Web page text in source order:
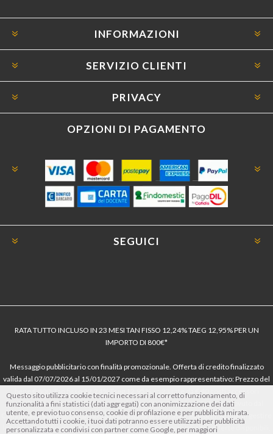
INFORMAZIONI
SERVIZIO CLIENTI
PRIVACY
OPZIONI DI PAGAMENTO
SEGUICI
RATA TUTTO INCLUSO IN 23 MESI TAN FISSO 12,24% TAEG 12,95% PER UN
IMPORTO DI 800€*
Messaggio pubblicitario con finalità promozionale. Offerta di credito finalizzato
valida dal 07/07/2026 al 15/01/2027 come da esempio rappresentativo: Prezzo del
bene € 800, Tan fisso 12,24% Taeg 12,95%, in 23 rate da € 40 costi accessori
dell’offerta azzerati. Importo totale del credito € 800. Importo totale dovuto dal
Consumatore € 920. Decorrenza media della prima rata a 90 giorni. Al fine di gestire
le tue spese in modo responsabile e di conoscere eventuali altre offerte disponibili,
Questo sito utilizza cookie tecnici necessari al corretto funzionamento, di
funzionalità a fini statistici (dati aggregati) con anonimizzazione dei dati
utente, e previo tuo consenso, cookie di profilazione e per pubblicità mirata.
Accettando tutti i cookie, i tuoi dati potranno essere utilizzati per pubblicità
personalizzata e condivisi con partner come Google, per maggiori